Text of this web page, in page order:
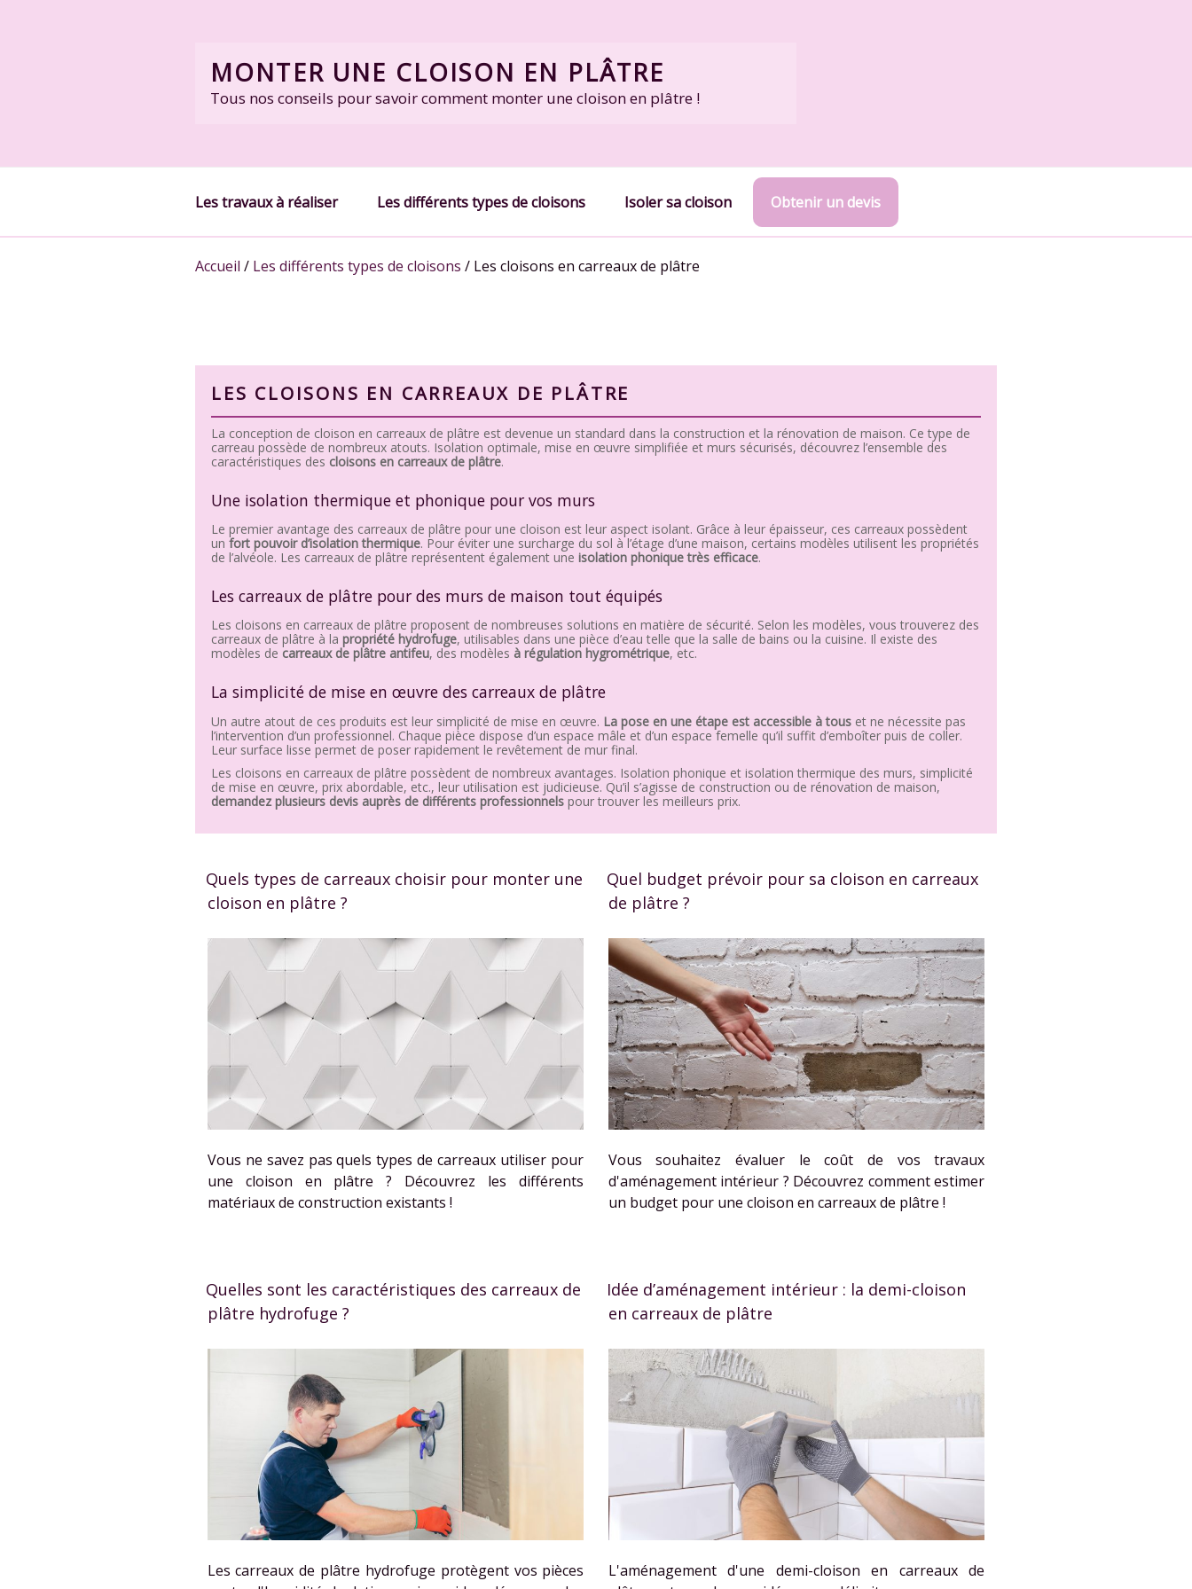
MONTER UNE CLOISON EN PLÂTRE
Tous nos conseils pour savoir comment monter une cloison en plâtre !
Les travaux à réaliser Les différents types de cloisons Isoler sa cloison Obtenir un devis
Accueil / Les différents types de cloisons / Les cloisons en carreaux de plâtre
LES CLOISONS EN CARREAUX DE PLÂTRE
La conception de cloison en carreaux de plâtre est devenue un standard dans la construction et la rénovation de maison. Ce type de
carreau possède de nombreux atouts. Isolation optimale, mise en œuvre simplifiée et murs sécurisés, découvrez l’ensemble des
caractéristiques des cloisons en carreaux de plâtre.
Une isolation thermique et phonique pour vos murs
Le premier avantage des carreaux de plâtre pour une cloison est leur aspect isolant. Grâce à leur épaisseur, ces carreaux possèdent
un fort pouvoir d’isolation thermique. Pour éviter une surcharge du sol à l’étage d’une maison, certains modèles utilisent les propriétés
de l’alvéole. Les carreaux de plâtre représentent également une isolation phonique très efficace.
Les carreaux de plâtre pour des murs de maison tout équipés
Les cloisons en carreaux de plâtre proposent de nombreuses solutions en matière de sécurité. Selon les modèles, vous trouverez des
carreaux de plâtre à la propriété hydrofuge, utilisables dans une pièce d’eau telle que la salle de bains ou la cuisine. Il existe des
modèles de carreaux de plâtre antifeu, des modèles à régulation hygrométrique, etc.
La simplicité de mise en œuvre des carreaux de plâtre
Un autre atout de ces produits est leur simplicité de mise en œuvre. La pose en une étape est accessible à tous et ne nécessite pas
l’intervention d’un professionnel. Chaque pièce dispose d’un espace mâle et d’un espace femelle qu’il suffit d’emboîter puis de coller.
Leur surface lisse permet de poser rapidement le revêtement de mur final.
Les cloisons en carreaux de plâtre possèdent de nombreux avantages. Isolation phonique et isolation thermique des murs, simplicité
de mise en œuvre, prix abordable, etc., leur utilisation est judicieuse. Qu’il s’agisse de construction ou de rénovation de maison,
demandez plusieurs devis auprès de différents professionnels pour trouver les meilleurs prix.
Quels types de carreaux choisir pour monter une
cloison en plâtre ?
Vous ne savez pas quels types de carreaux utiliser pour
une cloison en plâtre ? Découvrez les différents
matériaux de construction existants !
Quel budget prévoir pour sa cloison en carreaux
de plâtre ?
Vous souhaitez évaluer le coût de vos travaux
d'aménagement intérieur ? Découvrez comment estimer
un budget pour une cloison en carreaux de plâtre !
Quelles sont les caractéristiques des carreaux de
plâtre hydrofuge ?
Les carreaux de plâtre hydrofuge protègent vos pièces
Idée d’aménagement intérieur : la demi-cloison
en carreaux de plâtre
L'aménagement d'une demi-cloison en carreaux de